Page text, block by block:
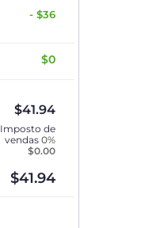
- $36
$0
$41.94
Imposto de
vendas 0%
$0.00
$41.94